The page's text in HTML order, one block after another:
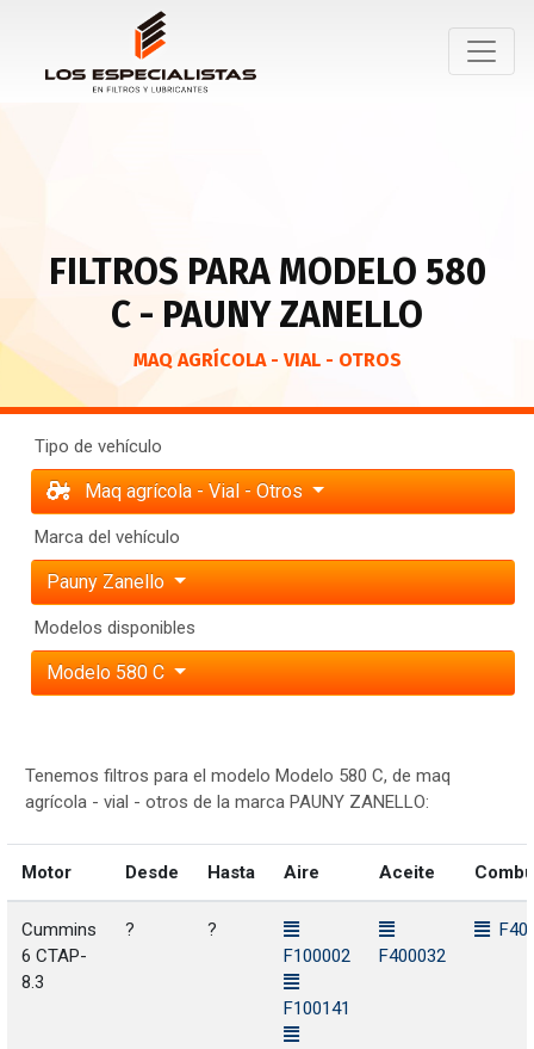
FILTROS PARA MODELO 580
C - PAUNY ZANELLO
MAQ AGRÍCOLA - VIAL - OTROS
Tipo de vehículo
Maq agrícola - Vial - Otros
Marca del vehículo
Pauny Zanello
Modelos disponibles
Modelo 580 C
Tenemos filtros para el modelo Modelo 580 C, de maq
agrícola - vial - otros de la marca PAUNY ZANELLO:
Motor Desde Hasta Aire Aceite
Cummins
6 CTAP-
8.3
?
?
F100002
F100141
F400032